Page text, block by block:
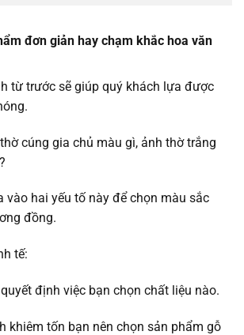
đơn giản hay chạm khắc hoa văn
trước sẽ giúp quý khách lựa được
cúng gia chủ màu gì, ảnh thờ trắng
hai yếu tố này để chọn màu sắc
đồng.
tế:
định việc bạn chọn chất liệu nào.
tốn bạn nên chọn sản phẩm gỗ